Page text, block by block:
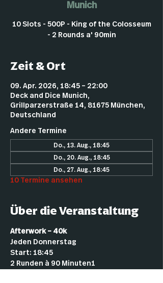
Munich
10 Slots - 500P - King of the Colosseum
- 2 Rounds a' 90min
Zeit & Ort
09. Apr. 2026, 18:45 – 22:00
Deck and Dice Munich,
Grillparzerstraße 14, 81675 München,
Deutschland
Andere Termine
Do., 13. Aug., 18:45
Do., 20. Aug., 18:45
Do., 27. Aug., 18:45
10 Termine ansehen
Über die Veranstaltung
Afterwork – 40k
Jeden Donnerstag
Start: 18:45
2 Runden à 90 Minuten1